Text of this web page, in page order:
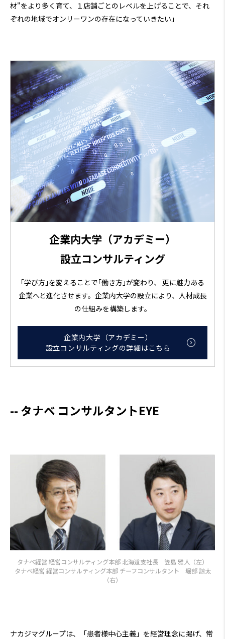
材"をより多く育て、１店舗ごとのレベルを上げることで、それ
ぞれの地域でオンリーワンの存在になっていきたい」
企業内大学（アカデミー）
設立コンサルティング
｢学び方｣を変えることで｢働き方｣が変わり、 更に魅力ある
企業へと進化させます。企業内大学の設立により、人材成長
の仕組みを構築します。
企業内大学（アカデミー）
設立コンサルティングの詳細はこちら
タナベ コンサルタントEYE
タナベ経営 経営コンサルティング本部 北海道支社長 笠島 雅人（左）
タナベ経営 経営コンサルティング本部 チーフコンサルタント 堀部 諒太
（右）
ナカジマグループは、「患者様中心主義」を経営理念に掲げ、常